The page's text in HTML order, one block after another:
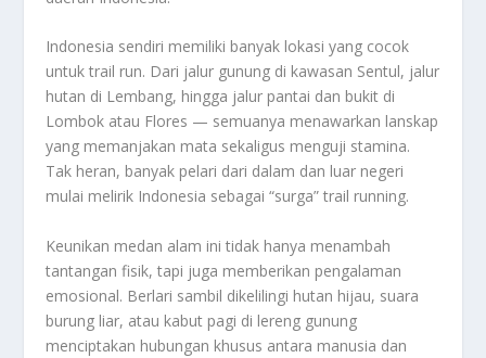
Indonesia sendiri memiliki banyak lokasi yang cocok
untuk trail run. Dari jalur gunung di kawasan Sentul, jalur
hutan di Lembang, hingga jalur pantai dan bukit di
Lombok atau Flores — semuanya menawarkan lanskap
yang memanjakan mata sekaligus menguji stamina.
Tak heran, banyak pelari dari dalam dan luar negeri
mulai melirik Indonesia sebagai “surga” trail running.
Keunikan medan alam ini tidak hanya menambah
tantangan fisik, tapi juga memberikan pengalaman
emosional. Berlari sambil dikelilingi hutan hijau, suara
burung liar, atau kabut pagi di lereng gunung
menciptakan hubungan khusus antara manusia dan